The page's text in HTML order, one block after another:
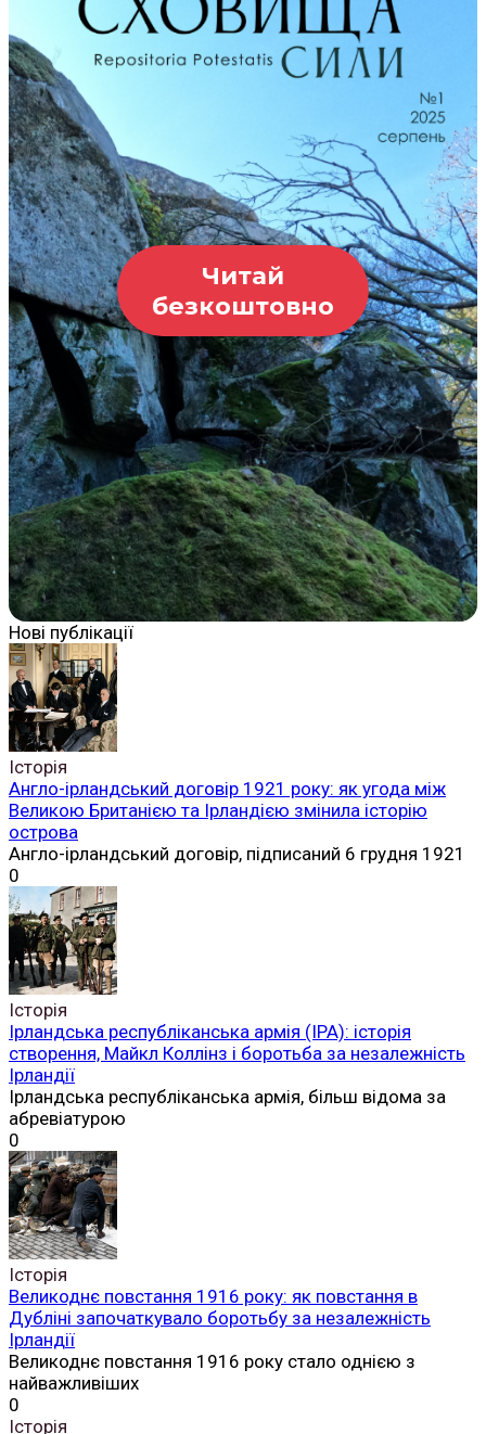
Читай
безкоштовно
Нові публікації
Історія
Англо-ірландський договір 1921 року: як угода між
Великою Британією та Ірландією змінила історію
острова
Англо-ірландський договір, підписаний 6 грудня 1921
0
Історія
Ірландська республіканська армія (ІРА): історія
створення, Майкл Коллінз і боротьба за незалежність
Ірландії
Ірландська республіканська армія, більш відома за
абревіатурою
0
Історія
Великоднє повстання 1916 року: як повстання в
Дубліні започаткувало боротьбу за незалежність
Ірландії
Великоднє повстання 1916 року стало однією з
найважливіших
0
Історія